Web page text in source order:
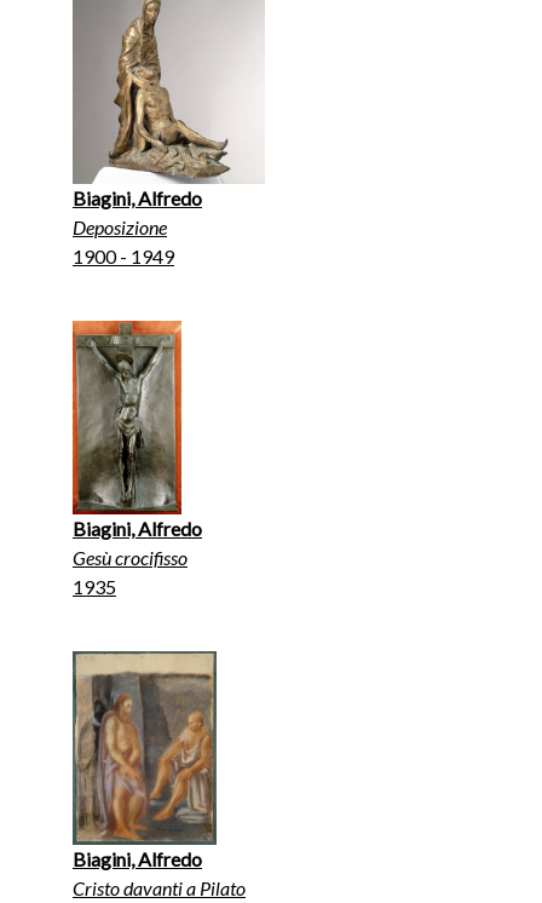
Biagini, Alfredo
Deposizione
1900 - 1949
Biagini, Alfredo
Gesù crocifisso
1935
Biagini, Alfredo
Cristo davanti a Pilato